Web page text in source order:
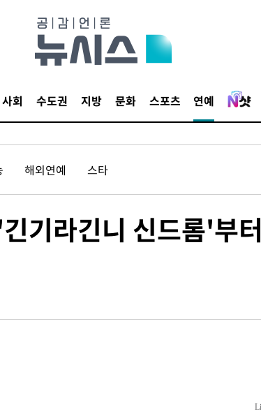
사회 수도권 지방 문화 스포츠 연예
해외연예 스타
기라긴니 신드롬'부터